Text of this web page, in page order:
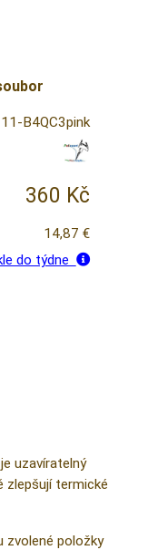
B4QC3pink
360 Kč
14,87 €
do týdne
uzavíratelný
zlepšují termické
zvolené položky